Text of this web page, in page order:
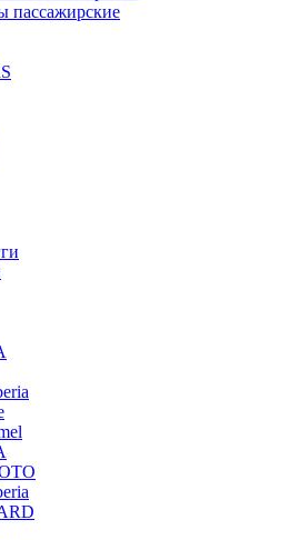
пассажирские